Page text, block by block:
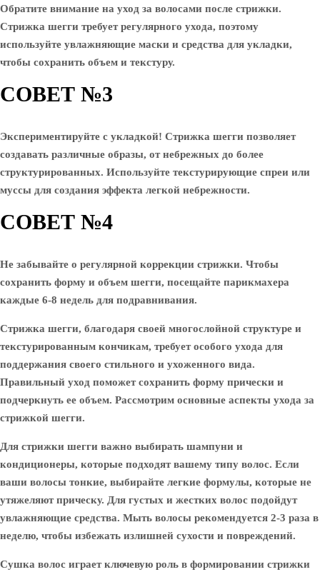
Обратите внимание на уход за волосами после стрижки.
Стрижка шегги требует регулярного ухода, поэтому
используйте увлажняющие маски и средства для укладки,
чтобы сохранить объем и текстуру.
СОВЕТ №3
Экспериментируйте с укладкой! Стрижка шегги позволяет
создавать различные образы, от небрежных до более
структурированных. Используйте текстурирующие спреи или
муссы для создания эффекта легкой небрежности.
СОВЕТ №4
Не забывайте о регулярной коррекции стрижки. Чтобы
сохранить форму и объем шегги, посещайте парикмахера
каждые 6-8 недель для подравнивания.
Стрижка шегги, благодаря своей многослойной структуре и
текстурированным кончикам, требует особого ухода для
поддержания своего стильного и ухоженного вида.
Правильный уход поможет сохранить форму прически и
подчеркнуть ее объем. Рассмотрим основные аспекты ухода за
стрижкой шегги.
Для стрижки шегги важно выбирать шампуни и
кондиционеры, которые подходят вашему типу волос. Если
ваши волосы тонкие, выбирайте легкие формулы, которые не
утяжеляют прическу. Для густых и жестких волос подойдут
увлажняющие средства. Мыть волосы рекомендуется 2-3 раза в
неделю, чтобы избежать излишней сухости и повреждений.
Сушка волос играет ключевую роль в формировании стрижки